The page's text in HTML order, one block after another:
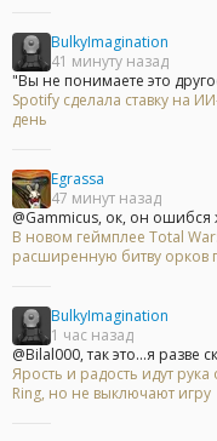
BulkyImagination
41 минуту назад
"Вы не понимаете это
Spotify сделала ставку на
день
Egrassa
47 минут назад
@Gammicus, ок, он
В новом геймплее Total
расширенную битву орков
BulkyImagination
1 час назад
@Bilal000, так это...я разве
Ярость и радость идут
Ring, но не выключают игру